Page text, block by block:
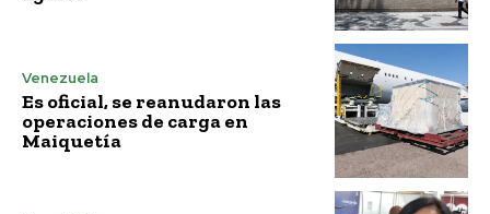
Venezuela
Es oficial, se reanudaron las
operaciones de carga en
Maiquetía